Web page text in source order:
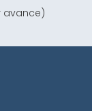
avance)